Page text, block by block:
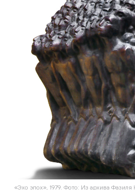
«Эхо эпох», 1979. Фото: Из архива Фазиля